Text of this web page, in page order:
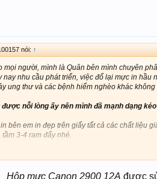
nói: ↑
mọi người, mình là Quân bên mình chuyên
nay nhu cầu phát triển, việc đổ lại mực in hầu
ung thư và các bệnh hiểm nghèo khác không
được nỗi lòng ấy nên mình đã mạnh dạng
bên em in đẹp trên giấy tất cả các chất liệu
tầm 3-4 ram đấy nhé.
mực cũ sau 1 thời gian sử dụng đổ lại mực thì
=)
Hộp mực Canon 2900 12A được